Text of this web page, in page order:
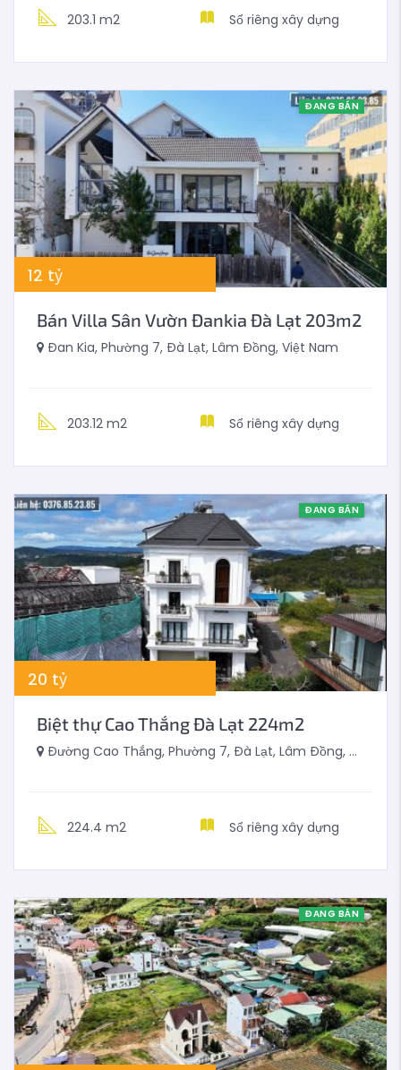
203.1 m2 Sổ riêng xây dựng
ĐANG BÁN
12 tỷ
Bán Villa Sân Vườn Đankia Đà Lạt 203m2
Đan Kia, Phường 7, Đà Lạt, Lâm Đồng, Việt Nam
203.12 m2 Sổ riêng xây dựng
ĐANG BÁN
20 tỷ
Biệt thự Cao Thắng Đà Lạt 224m2
Đường Cao Thắng, Phường 7, Đà Lạt, Lâm Đồng, Việt Nam
224.4 m2 Sổ riêng xây dựng
ĐANG BÁN